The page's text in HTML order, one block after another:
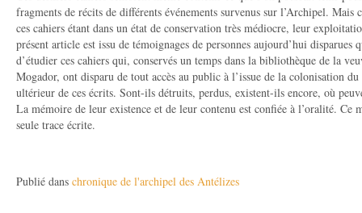
fragments de récits de différents événements survenus sur l’Archipel. Mais
ces cahiers étant dans un état de conservation très médiocre, leur
présent article est issu de témoignages de personnes aujourd’hui disparues
d’étudier ces cahiers qui, conservés un temps dans la bibliothèque de la
Mogador, ont disparu de tout accès au public à l’issue de la colonisation
ultérieur de ces écrits. Sont-ils détruits, perdus, existent-ils encore, où
La mémoire de leur existence et de leur contenu est confiée à l’oralité. Ce
seule trace écrite.
Publié dans chronique de l'archipel des Antélizes